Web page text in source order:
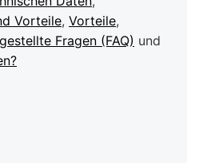
Vorteile, Vorteile,
Fragen (FAQ) und